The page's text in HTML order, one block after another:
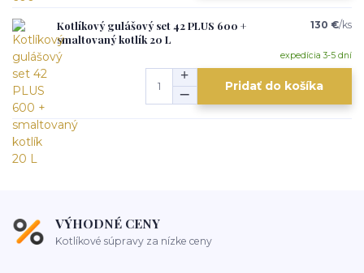
Kotlíkový gulášový set 42 PLUS 600 +
smaltovaný kotlík 20 L
130 €/ks
expedícia 3-5 dní
Pridať do košíka
VÝHODNÉ CENY
Kotlíkové súpravy za nízke ceny